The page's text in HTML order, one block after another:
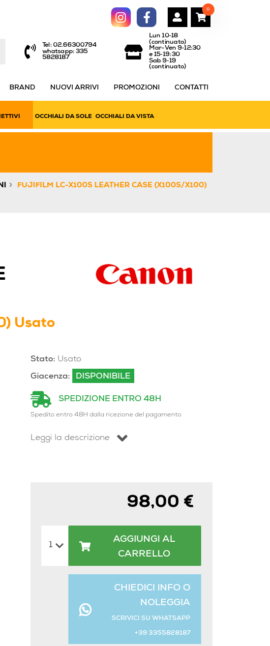
Tel: 02.66300794
whatsapp: 335
5828187
Lun 10‑18
(continuato)
Mar-Ven 9‑12:30
e 15‑19:30
Sab 9‑19
(continuato)
BRAND NUOVI ARRIVI PROMOZIONI CONTATTI
0
OCCHIALI DA SOLE OCCHIALI DA VISTA
»
FUJIFILM LC-X100S LEATHER CASE (X100S/X100)
Usato
Stato: Usato
Giacenza: DISPONIBILE
SPEDIZIONE ENTRO 48H
Spedito entro 48H dalla ricezione del pagamento
Leggi la descrizione
98,00 €
AGGIUNGI AL
CARRELLO
CHIEDICI INFO O
NOLEGGIA
SCRIVICI SU WHATSAPP
+39 3355828187